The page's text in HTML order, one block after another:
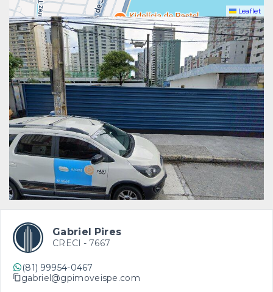
Leaflet
Gabriel Pires
CRECI - 7667
(81) 99954-0467
gabriel@gpimoveispe.com